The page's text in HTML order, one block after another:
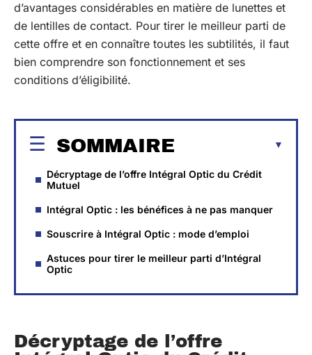
d’avantages considérables en matière de lunettes et
de lentilles de contact. Pour tirer le meilleur parti de
cette offre et en connaître toutes les subtilités, il faut
bien comprendre son fonctionnement et ses
conditions d’éligibilité.
SOMMAIRE
Décryptage de l’offre Intégral Optic du Crédit
Mutuel
Intégral Optic : les bénéfices à ne pas manquer
Souscrire à Intégral Optic : mode d’emploi
Astuces pour tirer le meilleur parti d’Intégral
Optic
Décryptage de l’offre